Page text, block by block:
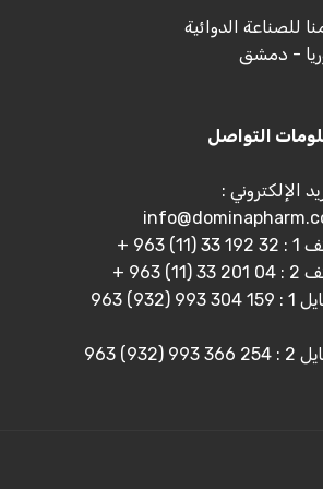
للصناعة الدوائية
- دمشق
التواصل
الإلكتروني :
(11) 963 +
(11) 963 +
موبايل 1 : 159 304 993 (932) 963
موبايل 2 : 254 366 993 (932) 963